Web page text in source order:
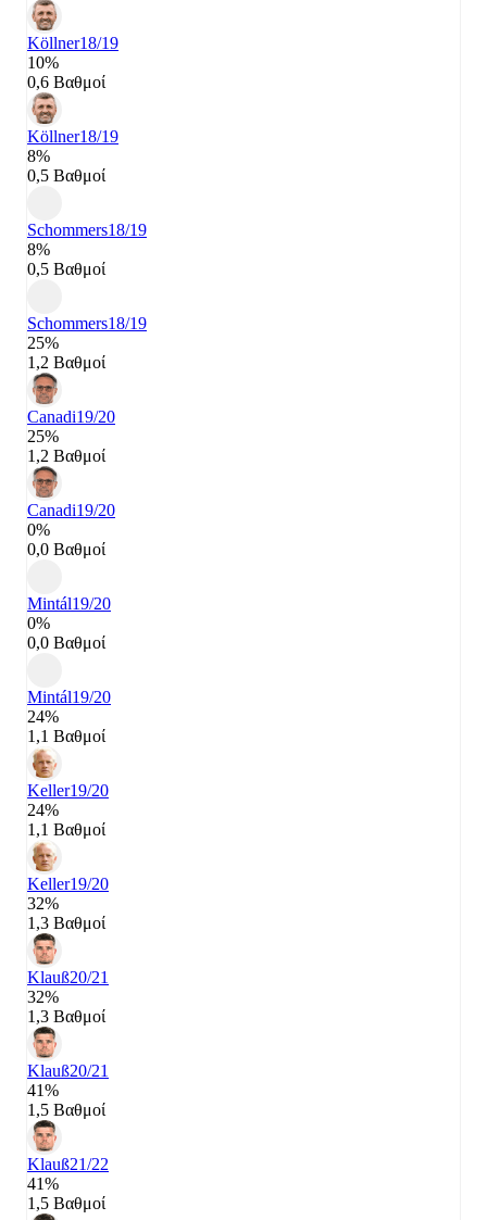
Köllner18/19
10%
0,6 Βαθμοί
Köllner18/19
8%
0,5 Βαθμοί
Schommers18/19
8%
0,5 Βαθμοί
Schommers18/19
25%
1,2 Βαθμοί
Canadi19/20
25%
1,2 Βαθμοί
Canadi19/20
0%
0,0 Βαθμοί
Mintál19/20
0%
0,0 Βαθμοί
Mintál19/20
24%
1,1 Βαθμοί
Keller19/20
24%
1,1 Βαθμοί
Keller19/20
32%
1,3 Βαθμοί
Klauß20/21
32%
1,3 Βαθμοί
Klauß20/21
41%
1,5 Βαθμοί
Klauß21/22
41%
1,5 Βαθμοί